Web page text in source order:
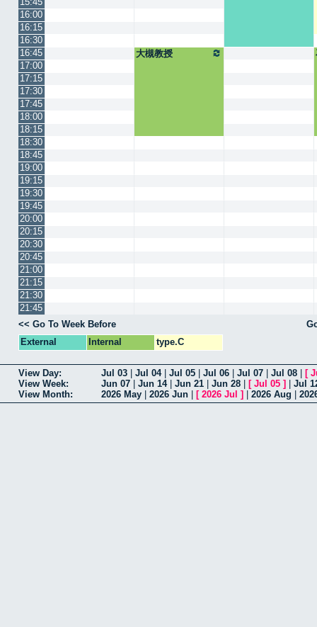
16:00
16:15
16:30
16:45
大槻教授
17:00
17:15
17:30
17:45
18:00
18:15
18:30
18:45
19:00
19:15
19:30
19:45
20:00
20:15
20:30
20:45
21:00
21:15
21:30
21:45
<< Go To Week Before
External
Internal type.C
View Day: Jul 03 Jul 04| Jul 05 Jul 06 Jul 07 Jul 08 [
View Week:
Jun 07 Jun 14| Jun 21 Jun 28 [ Jul 05 ]
Jul
View Month:
2026 May 2026 Jun [ 2026 Jul ] 2026 Aug